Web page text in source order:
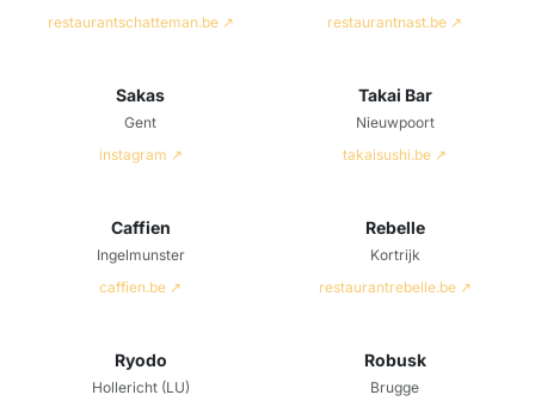
restaurantschatteman.be ↗
restaurantnast.be ↗
Sakas
Gent
instagram ↗
Takai Bar
Nieuwpoort
takaisushi.be ↗
Caffien
Ingelmunster
caffien.be ↗
Rebelle
Kortrijk
restaurantrebelle.be ↗
Ryodo
Hollericht (LU)
Robusk
Brugge